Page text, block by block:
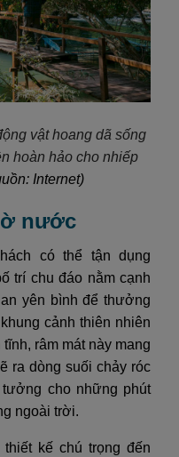
vật hoang dã sống
hoàn hảo cho nhiếp
Internet)
nước
có thể tận dụng
trí chu đáo nằm cạnh
yên bình để thưởng
cảnh thiên nhiên
râm mát này mang
ra dòng suối chảy róc
cho những phút
ngoài trời.
kế chú trọng đến